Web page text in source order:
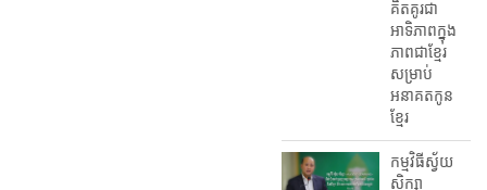
គិតគូរជា
អាទិភាពក្នុង
ភាពជាខ្មែរ
សម្រាប់
អនាគតកូន
ខ្មែរ
កម្មវិធីស្វ័យ
សិក្សា